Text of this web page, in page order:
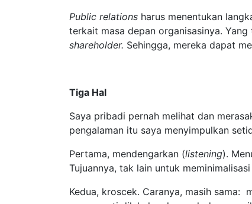
Public relations harus menentukan
terkait masa depan organisasinya.
shareholder. Sehingga, mereka dapat
Tiga Hal
Saya pribadi pernah melihat dan
pengalaman itu saya menyimpulkan
Pertama, mendengarkan (listening).
Tujuannya, tak lain untuk
Kedua, kroscek. Caranya, masih sama: